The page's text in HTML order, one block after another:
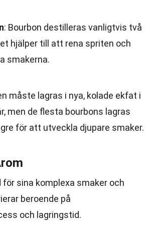
: Bourbon destilleras vanligtvis två
hjälper till att rena spriten och
smakerna.
måste lagras i nya, kolade ekfat i
men de flesta bourbons lagras
för att utveckla djupare smaker.
för sina komplexa smaker och
beroende på
och lagringstid.